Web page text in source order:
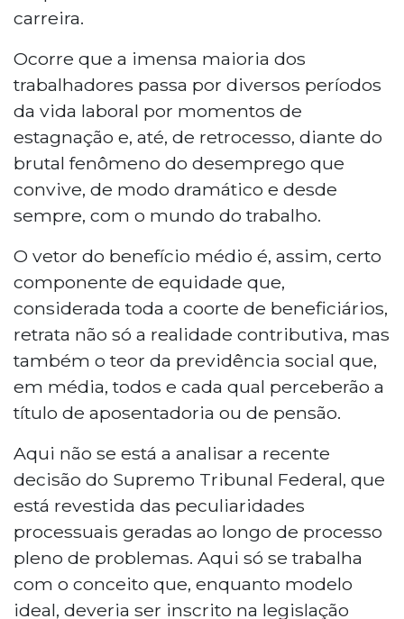
carreira.
Ocorre que a imensa maioria dos
trabalhadores passa por diversos períodos
da vida laboral por momentos de
estagnação e, até, de retrocesso, diante do
brutal fenômeno do desemprego que
convive, de modo dramático e desde
sempre, com o mundo do trabalho.
O vetor do benefício médio é, assim, certo
componente de equidade que,
considerada toda a coorte de beneficiários,
retrata não só a realidade contributiva, mas
também o teor da previdência social que,
em média, todos e cada qual perceberão a
título de aposentadoria ou de pensão.
Aqui não se está a analisar a recente
decisão do Supremo Tribunal Federal, que
está revestida das peculiaridades
processuais geradas ao longo de processo
pleno de problemas. Aqui só se trabalha
com o conceito que, enquanto modelo
ideal, deveria ser inscrito na legislação